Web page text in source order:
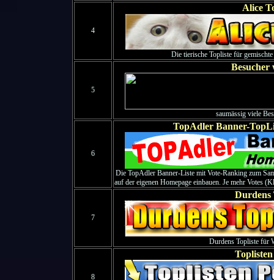
4
Alice
Die tierische Topliste für
5
Besucher
saumässig viele
6
TopAdler Banner-
Die TopAdler Banner-Liste mit Vote-Ranking zum
auf der eigenen Homepage einbauen. Je mehr Votes
7
Durdens
Durdens Topliste für
8